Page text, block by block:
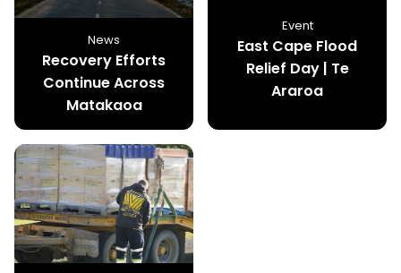
News
Recovery Efforts
Continue Across
Matakaoa
Event
East Cape Flood
Relief Day | Te
Araroa